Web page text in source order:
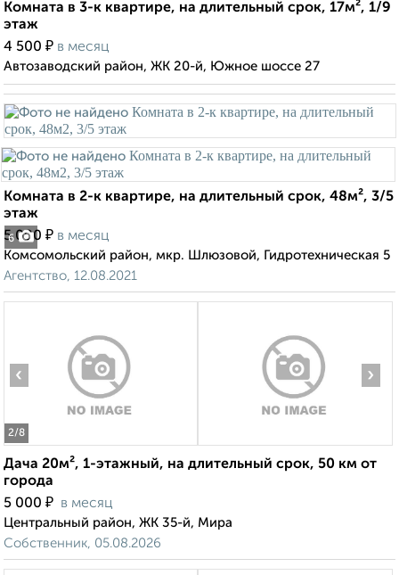
Комната в 3-к квартире, на длительный срок, 17м², 1/9
этаж
4 500 ₽ в месяц
Автозаводский район, ЖК 20-й, Южное шоссе 27
6
Комната в 2-к квартире, на длительный срок, 48м², 3/5
этаж
5 000 ₽ в месяц
Комсомольский район, мкр. Шлюзовой, Гидротехническая 5
Агентство, 12.08.2021
2/8
‹ ›
Дача 20м², 1-этажный, на длительный срок, 50 км от
города
5 000 ₽ в месяц
Центральный район, ЖК 35-й, Мира
Собственник, 05.08.2026